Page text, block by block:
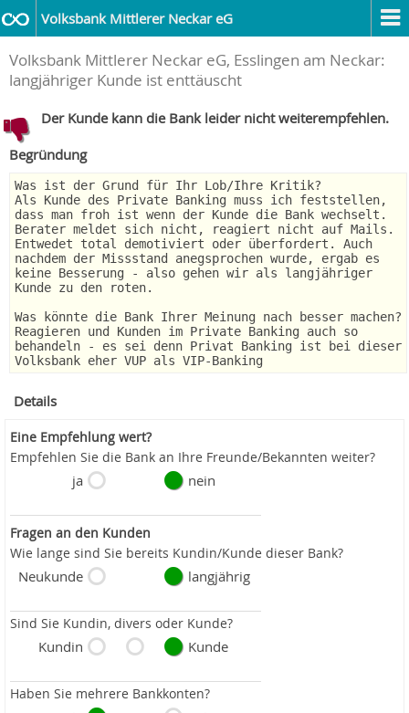
Volksbank Mittlerer Neckar eG
Volksbank Mittlerer Neckar eG, Esslingen am Neckar:
langjähriger Kunde ist enttäuscht
Der Kunde kann die Bank leider nicht weiterempfehlen.
Begründung
Was ist der Grund für Ihr Lob/Ihre Kritik?
Als Kunde des Private Banking muss ich feststellen,
dass man froh ist wenn der Kunde die Bank wechselt.
Berater meldet sich nicht, reagiert nicht auf Mails.
Entwedet total demotiviert oder überfordert. Auch
nachdem der Missstand anegsprochen wurde, ergab es
keine Besserung - also gehen wir als langjähriger
Kunde zu den roten.
Was könnte die Bank Ihrer Meinung nach besser machen?
Reagieren und Kunden im Private Banking auch so
behandeln - es sei denn Privat Banking ist bei dieser
Volksbank eher VUP als VIP-Banking
Details
Eine Empfehlung wert?
Empfehlen Sie die Bank an Ihre Freunde/Bekannten weiter?
ja nein
Fragen an den Kunden
Wie lange sind Sie bereits Kundin/Kunde dieser Bank?
Neukunde langjährig
Sind Sie Kundin, divers oder Kunde?
Kundin Kunde
Haben Sie mehrere Bankkonten?